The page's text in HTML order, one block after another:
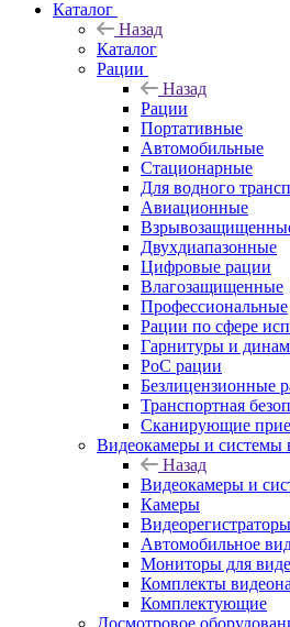
Каталог
Назад
Каталог
Рации
Назад
Рации
Портативные
Автомобильные
Стационарные
Для водного
Авиационные
Двухдиапазонные
Цифровые рации
Влагозащищенные
Профессиональные
Рации по сфере
Гарнитуры и
PoC рации
Безлицензионные
Транспортная
Сканирующие
Видеокамеры и системы
Назад
Видеокамеры и
Камеры
Видеорегистраторы
Автомобильное
Мониторы для
Комплекты
Комплектующие
Досмотровое